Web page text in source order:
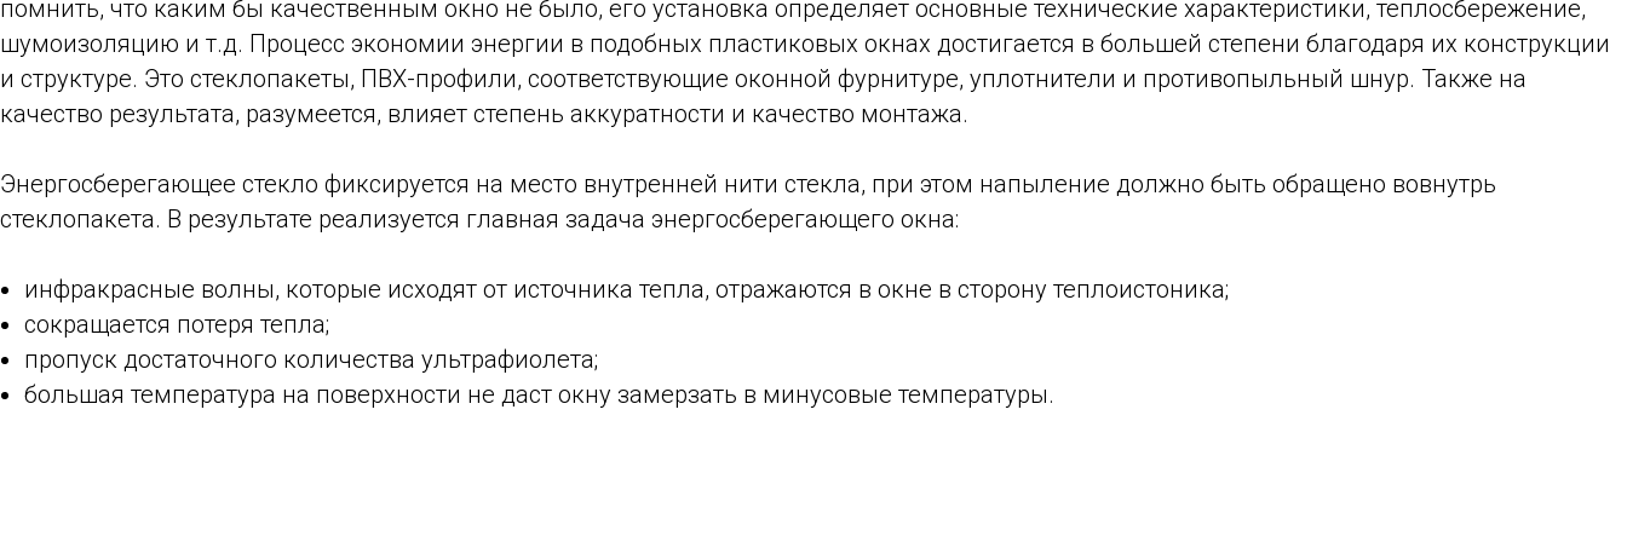
помнить, что каким бы качественным окно не было, его установка определяет основные технические характеристики, теплосбережение,
шумоизоляцию и т.д. Процесс экономии энергии в подобных пластиковых окнах достигается в большей степени благодаря их конструкции
и структуре. Это стеклопакеты, ПВХ-профили, соответствующие оконной фурнитуре, уплотнители и противопыльный шнур. Также на
качество результата, разумеется, влияет степень аккуратности и качество монтажа.
Энергосберегающее стекло фиксируется на место внутренней нити стекла, при этом напыление должно быть обращено вовнутрь
стеклопакета. В результате реализуется главная задача энергосберегающего окна:
инфракрасные волны, которые исходят от источника тепла, отражаются в окне в сторону теплоистоника;
сокращается потеря тепла;
пропуск достаточного количества ультрафиолета;
большая температура на поверхности не даст окну замерзать в минусовые температуры.